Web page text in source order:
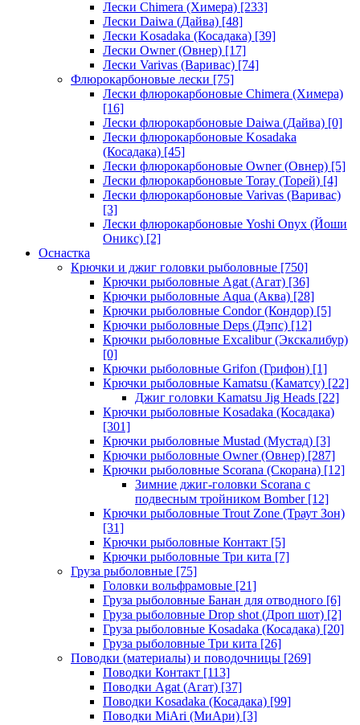
Лески Chimera (Химера) [233]
Лески Daiwa (Дайва) [48]
Лески Kosadaka (Косадака) [39]
Лески Owner (Овнер) [17]
Лески Varivas (Варивас) [74]
Флюрокарбоновые лески [75]
Лески флюрокарбоновые Chimera (Химера)
[16]
Лески флюрокарбоновые Daiwa (Дайва) [0]
Лески флюрокарбоновые Kosadaka
(Косадака) [45]
Лески флюрокарбоновые Owner (Овнер) [5]
Лески флюрокарбоновые Toray (Торей) [4]
Лески флюрокарбоновые Varivas (Варивас)
[3]
Лески флюрокарбоновые Yoshi Onyx (Йоши
Оникс) [2]
Оснастка
Крючки и джиг головки рыболовные [750]
Крючки рыболовные Agat (Агат) [36]
Крючки рыболовные Aqua (Аква) [28]
Крючки рыболовные Condor (Кондор) [5]
Крючки рыболовные Deps (Дэпс) [12]
Крючки рыболовные Excalibur (Экскалибур)
[0]
Крючки рыболовные Grifon (Грифон) [1]
Крючки рыболовные Kamatsu (Каматсу) [22]
Джиг головки Kamatsu Jig Heads [22]
Крючки рыболовные Kosadaka (Косадака)
[301]
Крючки рыболовные Mustad (Мустад) [3]
Крючки рыболовные Owner (Овнер) [287]
Крючки рыболовные Scorana (Скорана) [12]
Зимние джиг-головки Scorana с
подвесным тройником Bomber[12]
Крючки рыболовные Trout Zone (Траут Зон)
[31]
Крючки рыболовные Контакт [5]
Крючки рыболовные Три кита [7]
Груза рыболовные [75]
Головки вольфрамовые [21]
Груза рыболовные Банан для отводного [6]
Груза рыболовные Drop shot (Дроп шот) [2]
Груза рыболовные Kosadaka (Косадака) [20]
Груза рыболовные Три кита [26]
Поводки (материалы) и поводочницы [269]
Поводки Контакт [113]
Поводки Agat (Агат) [37]
Поводки Kosadaka (Косадака) [99]
Поводки MiAri (МиАри) [3]